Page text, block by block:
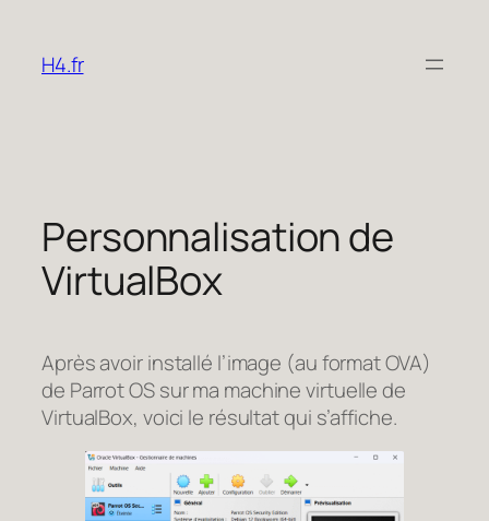
contenu
H4.fr
Personnalisation de
VirtualBox
Après avoir installé l’image (au format OVA)
de Parrot OS sur ma machine virtuelle de
VirtualBox, voici le résultat qui s’affiche.